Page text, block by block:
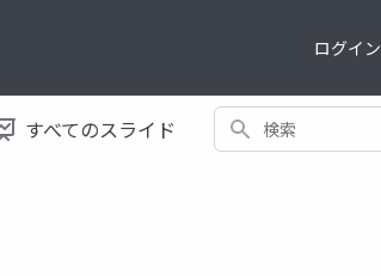
ログイン
すべてのスライド 検索